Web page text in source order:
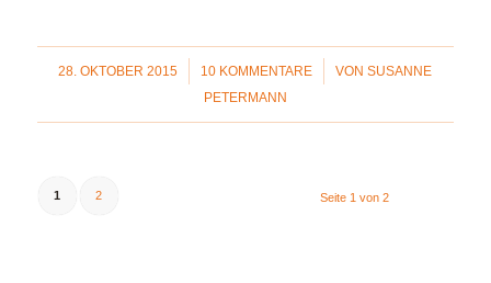
28. OKTOBER 2015
/ 10 KOMMENTARE
/ VONSUSANNE
PETERMANN
Seite 1 von 2
1 2